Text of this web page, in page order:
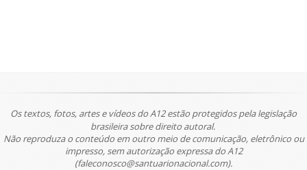
Os textos, fotos, artes e vídeos do A12 estão protegidos pela legislação
brasileira sobre direito autoral.
Não reproduza o conteúdo em outro meio de comunicação, eletrônico ou
impresso, sem autorização expressa do A12
(faleconosco@santuarionacional.com).